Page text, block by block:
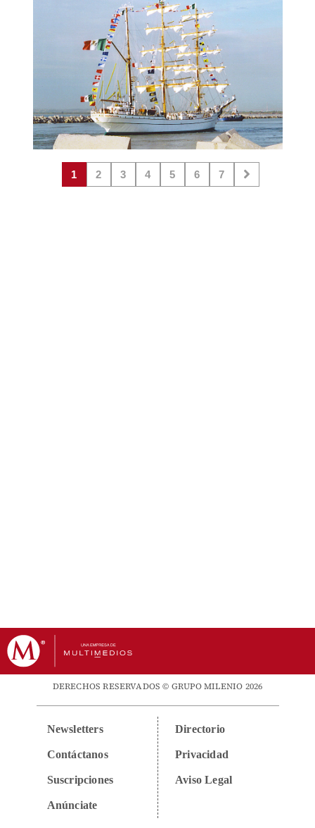
1 2 3 4 5 6 7
DERECHOS RESERVADOS © GRUPO MILENIO 2026
Newsletters
Contáctanos
Suscripciones
Anúnciate
Directorio
Privacidad
Aviso Legal